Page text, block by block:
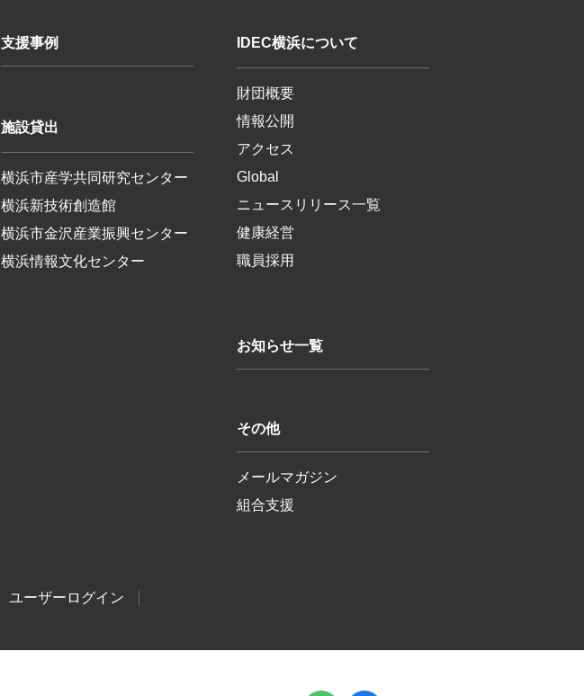
支援事例
施設貸出
横浜市産学共同研究センター
横浜新技術創造館
横浜市金沢産業振興センター
横浜情報文化センター
IDEC横浜について
財団概要
情報公開
アクセス
Global
ニュースリリース一覧
健康経営
職員採用
お知らせ一覧
その他
メールマガジン
組合支援
ユーザーログイン